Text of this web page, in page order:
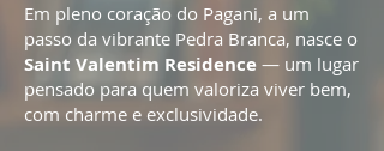
Em pleno coração do Pagani, a um
passo da vibrante Pedra Branca, nasce o
Saint Valentim Residence — um lugar
pensado para quem valoriza viver bem,
com charme e exclusividade.